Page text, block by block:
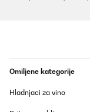
Gute Qualität
Omiljene kategorije
Hladnjaci za vino